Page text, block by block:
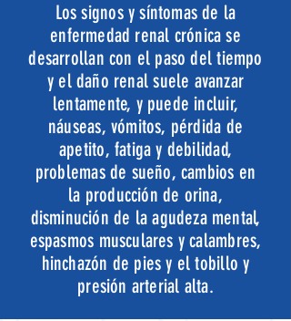
Los signos y síntomas de la
enfermedad renal crónica se
desarrollan con el paso del tiempo
y el daño renal suele avanzar
lentamente, y puede incluir,
náuseas, vómitos, pérdida de
apetito, fatiga y debilidad,
problemas de sueño, cambios en
la producción de orina,
disminución de la agudeza mental,
espasmos musculares y calambres,
hinchazón de pies y el tobillo y
presión arterial alta.